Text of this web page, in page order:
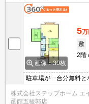
画像：30枚
5万
敷
2階
駐車場が一台分無料と
株式会社ステップホーム エ
函館五稜郭店